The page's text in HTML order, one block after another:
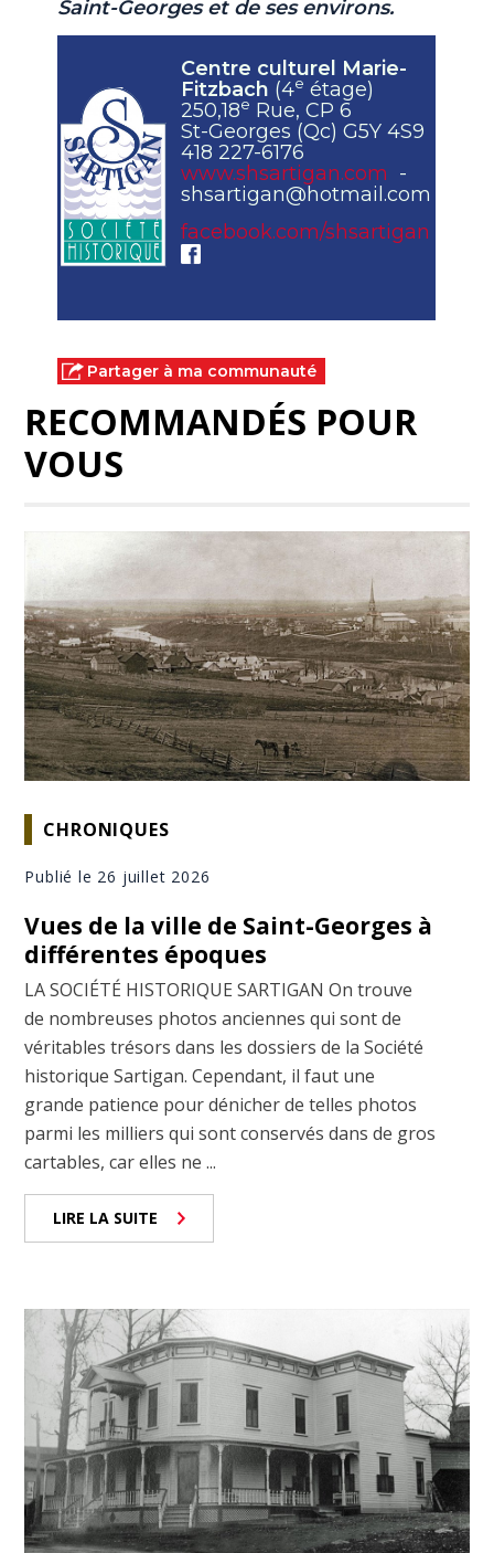
Saint-Georges et de ses environs.
Centre culturel Marie-
Fitzbach (4e étage)
250,18e Rue, CP 6
St-Georges (Qc) G5Y 4S9
418 227-6176
www.shsartigan.com -
shsartigan@hotmail.com
facebook.com/shsartigan
Partager à ma communauté
RECOMMANDÉS POUR
VOUS
CHRONIQUES
Publié le 26 juillet 2026
Vues de la ville de Saint-Georges à
différentes époques
LA SOCIÉTÉ HISTORIQUE SARTIGAN On trouve
de nombreuses photos anciennes qui sont de
véritables trésors dans les dossiers de la Société
historique Sartigan. Cependant, il faut une
grande patience pour dénicher de telles photos
parmi les milliers qui sont conservés dans de gros
cartables, car elles ne ...
LIRE LA SUITE